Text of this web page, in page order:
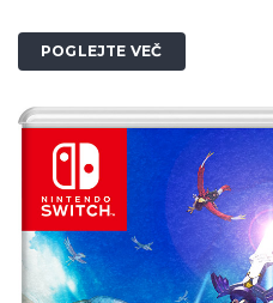
POGLEJTE VEČ